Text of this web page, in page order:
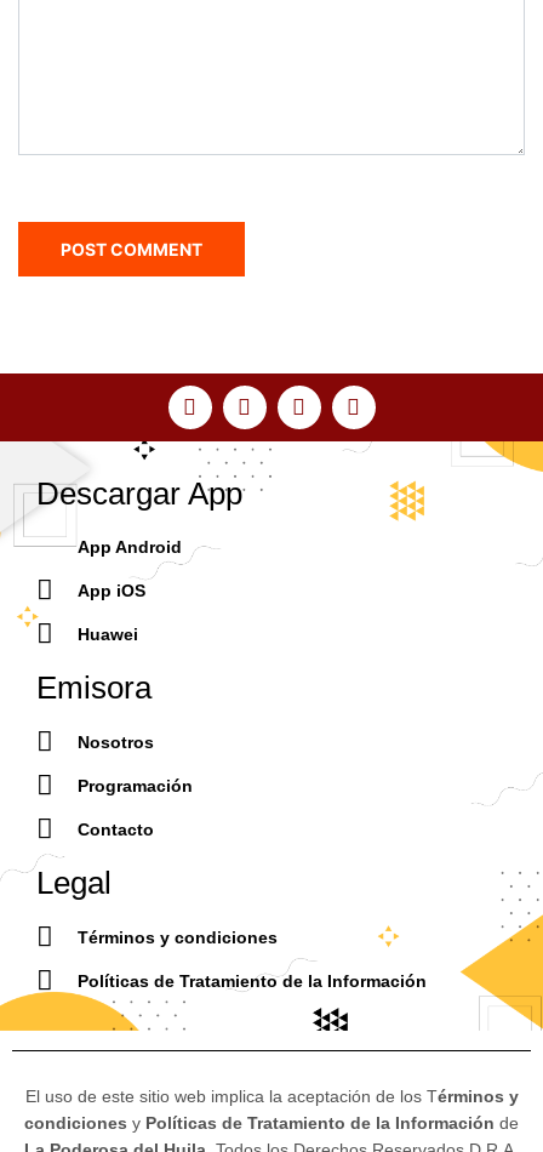
Descargar App
App Android
App iOS
Huawei
Emisora
Nosotros
Programación
Contacto
Legal
Términos y condiciones
Políticas de Tratamiento de la Información
El uso de este sitio web implica la aceptación de los Términos y
condiciones y Políticas de Tratamiento de la Información de